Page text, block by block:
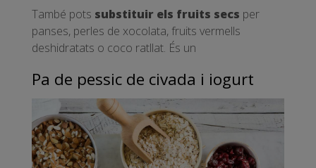
També pots substituir els fruits secs per
panses, perles de xocolata, fruits vermells
deshidratats o coco ratllat. És un
Pa de pessic de civada i iogurt